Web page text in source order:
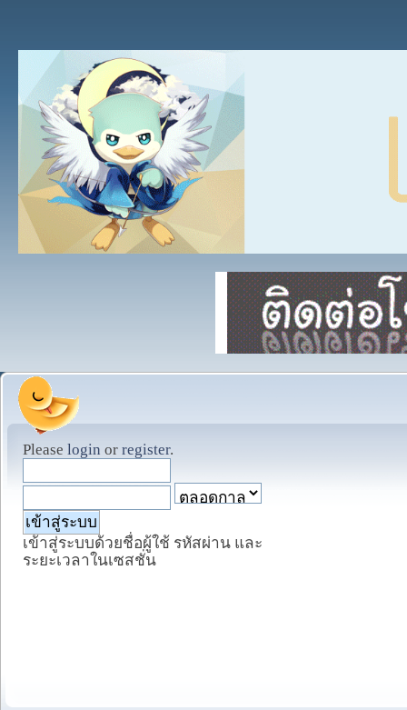
Please login or register.
เข้าสู่ระบบด้วยชื่อผู้ใช้ รหัสผ่าน และ
ระยะเวลาในเซสชั่น